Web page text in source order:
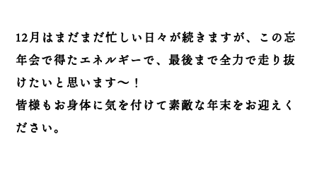
12月はまだまだ忙しい日々が続きますが、この忘
年会で得たエネルギーで、最後まで全力で走り抜
けたいと思います～！
皆様もお身体に気を付けて素敵な年末をお迎えく
ださい。